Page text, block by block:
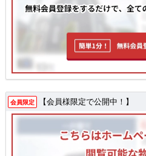
会員限定 【会員様限定で公開中！】